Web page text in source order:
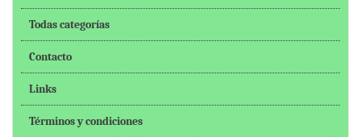
Todas categorías
Contacto
Links
Términos y condiciones